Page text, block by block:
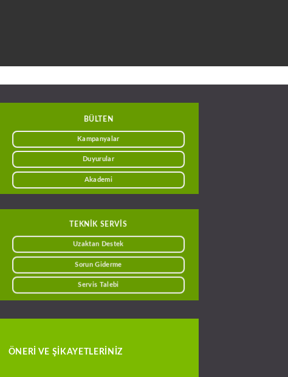
BÜLTEN
Kampanyalar
Duyurular
Akademi
TEKNİK SERVİS
Uzaktan Destek
Sorun Giderme
Servis Talebi
ÖNERI VE ŞIKAYETLERINIZ